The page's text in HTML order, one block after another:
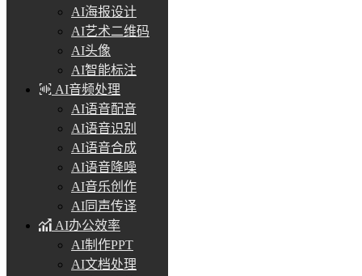
AI海报设计
AI艺术二维码
AI头像
AI智能标注
AI音频处理
AI语音配音
AI语音识别
AI语音合成
AI语音降噪
AI音乐创作
AI同声传译
AI办公效率
AI制作PPT
AI文档处理